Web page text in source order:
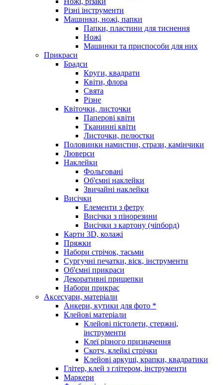
Різні інструменти
Машинки, ножі, папки
Папки, пластини для тиснення
Ножі
Машинки та приспособи для них
Прикраси
Брадси
Круги, квадрати
Квіти, флора
Свята
Різне
Квіточки, листочки
Паперові квіти
Тканинні квіти
Листочки, пелюстки
Половинки намистин, стрази, камінчики
Люверси
Наклейки
Фольговані
Об'ємні наклейки
Звичайні наклейки
Висічки
Елементи з фетру
Висічки з пінорезини
Висічки з картону (чіпборд)
Карти 3D, колажі
Пряжки
Набори стрічок, тасьми
Сургучні печатки, віск, інструменти
Об'ємні прикраси
Декоративні прищепки
Набори прикрас
Аксесуари, матеріали
Анкери, кутики для фото *
Клейові матеріали
Клейові пістолети, стержні,
інструменти
Клеї різного призначення
Скотч, клейкі стрічки
Клейові аркуші, крапки, квадратики
Глітер, клей з глітером, інструменти
Маркери